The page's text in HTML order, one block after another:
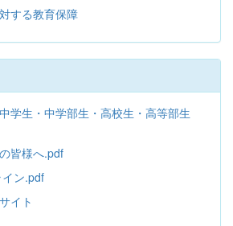
する教育保障
学生・中学部生・高校生・高等部生
皆様へ.pdf
ン.pdf
イト